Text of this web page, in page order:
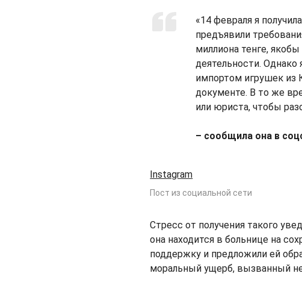
«14 февраля я
предъявили
миллиона тенге,
деятельности. Однако
импортом игрушек из
документе. В то же
или юриста, чтобы
– сообщила она в
Instagram
Пост из социальной сети
Стресс от получения такого
она находится в больнице на
поддержку и предложили ей
моральный ущерб, вызванный